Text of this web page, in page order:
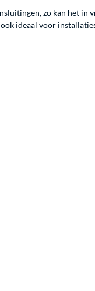
zo kan het
ideaal voor